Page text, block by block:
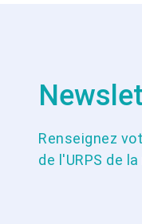
Renseignez
de l'URPS de